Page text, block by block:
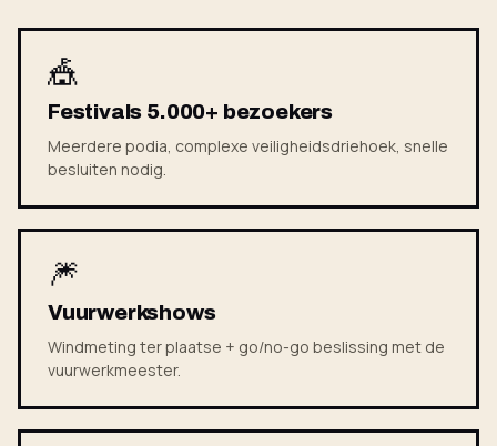
🎪
Festivals 5.000+ bezoekers
Meerdere podia, complexe veiligheidsdriehoek, snelle
besluiten nodig.
🎆
Vuurwerkshows
Windmeting ter plaatse + go/no-go beslissing met de
vuurwerkmeester.